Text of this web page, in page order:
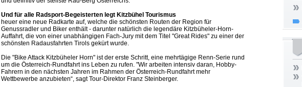
Und für alle Radsport-Begeisterten legt Kitzbühel Tourismus
heuer eine neue Radkarte auf, welche die schönsten Routen der Region für
Genussradler und Biker enthält - darunter natürlich die legendäre Kitzbüheler-Horn-
Auffahrt, die von einer unabhängigen Fach-Jury mit dem Titel "Great Rides" zu einer der
schönsten Radausfahrten Tirols gekürt wurde.
Die "Bike Attack Kitzbüheler Horn" ist der erste Schritt, eine mehrtägige Renn-Serie rund
um die Österreich-Rundfahrt ins Leben zu rufen. "Wir arbeiten intensiv daran, Hobby-
Fahrern in den nächsten Jahren im Rahmen der Österreich-Rundfahrt mehr
Wettbewerbe anzubieten“, sagt Tour-Direktor Franz Steinberger.
Newsletter: